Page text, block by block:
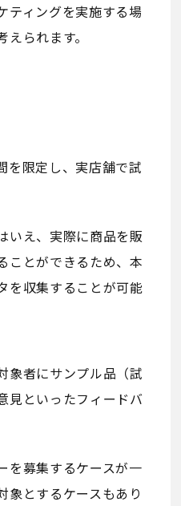
ティングを実施する場
られます。
を限定し、実店舗で試
いえ、実際に商品を販
ことができるため、本
を収集することが可能
象者にサンプル品（試
見といったフィードバ
を募集するケースが一
象とするケースもあり